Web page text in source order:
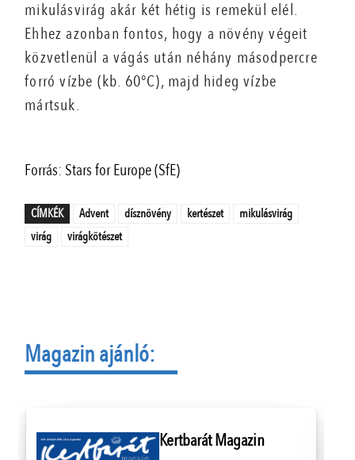
mikulásvirág akár két hétig is remekül elél.
Ehhez azonban fontos, hogy a növény végeit
közvetlenül a vágás után néhány másodpercre
forró vízbe (kb. 60°C), majd hideg vízbe
mártsuk.
Forrás: Stars for Europe (SfE)
CÍMKÉK Advent dísznövény kertészet
mikulásvirág
virág
virágkötészet
Magazin ajánló:
Kertbarát Magazin